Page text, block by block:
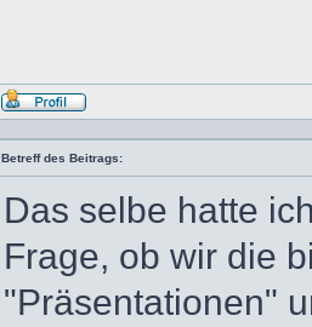
Profil
Betreff des Beitrags:
Das selbe hatte
Frage, ob wir die
"Präsentationen"